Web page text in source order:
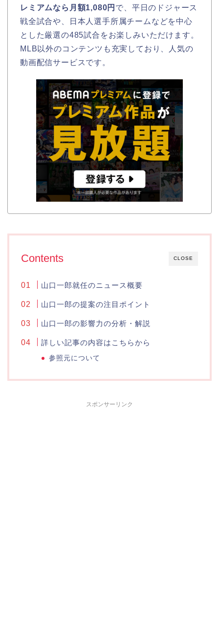
レミアムなら月額1,080円 で、平日のドジャース
戦全試合や、日本人選手所属チームなどを中心
とした厳選の485試合をお楽しみいただけます。
MLB以外のコンテンツも充実しており、人気の
動画配信サービスです。
CLOSE
Contents
山口一郎就任のニュース概要
山口一郎の提案の注目ポイント
山口一郎の影響力の分析・解説
詳しい記事の内容はこちらから
参照元について
スポンサーリンク